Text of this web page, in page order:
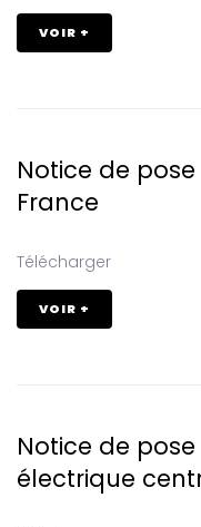
VOIR +
Notice de pose
France
Télécharger
VOIR +
Notice de
électrique